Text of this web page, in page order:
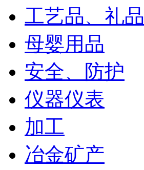
工艺品、礼品
母婴用品
安全、防护
仪器仪表
加工
冶金矿产